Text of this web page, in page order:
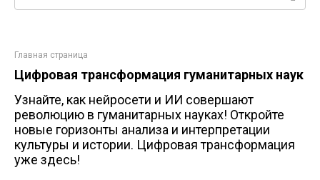
Главная страница
Цифровая трансформация гуманитарных наук
Узнайте, как нейросети и ИИ совершают
революцию в гуманитарных науках! Откройте
новые горизонты анализа и интерпретации
культуры и истории. Цифровая трансформация
уже здесь!